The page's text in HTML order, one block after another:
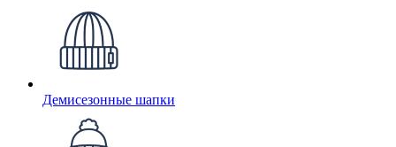
Демисезонные шапки